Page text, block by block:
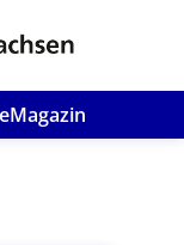
Magazin